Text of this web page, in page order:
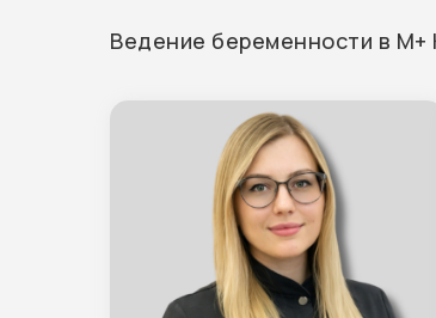
Ведение беременности в
Специальные предложения